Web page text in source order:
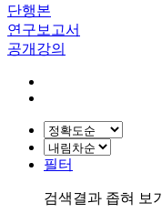
단행본
연구보고서
공개강의
필터
검색결과 좁혀 보기